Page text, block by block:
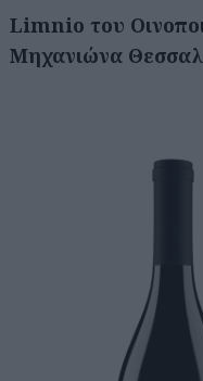
Limnio του
Μηχανιώνα